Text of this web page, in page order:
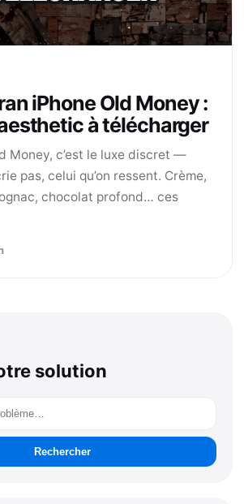
iPhone Old Money :
à télécharger
Money, c’est le luxe discret —
pas, celui qu’on ressent. Crème,
chocolat profond… ces
solution
Rechercher